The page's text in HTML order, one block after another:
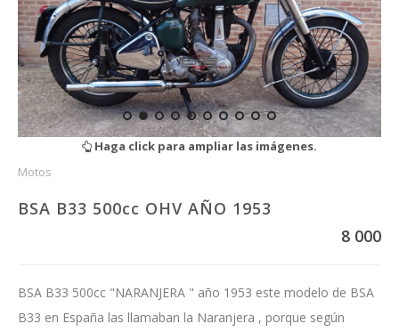
Haga click para ampliar las imágenes.
Motos
BSA B33 500cc OHV AÑO 1953
8 000
BSA B33 500cc "NARANJERA " año 1953 este modelo de BSA
B33 en España las llamaban la Naranjera , porque según